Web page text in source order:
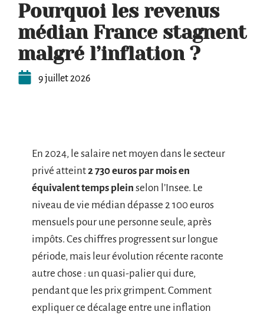
Pourquoi les revenus
médian France stagnent
malgré l’inflation ?
9 juillet 2026
En 2024, le salaire net moyen dans le secteur
privé atteint2 730 euros par mois en
équivalent temps plein selon l’Insee. Le
niveau de vie médian dépasse 2 100 euros
mensuels pour une personne seule, après
impôts. Ces chiffres progressent sur longue
période, mais leur évolution récente raconte
autre chose : un quasi-palier qui dure,
pendant que les prix grimpent. Comment
expliquer ce décalage entre une inflation